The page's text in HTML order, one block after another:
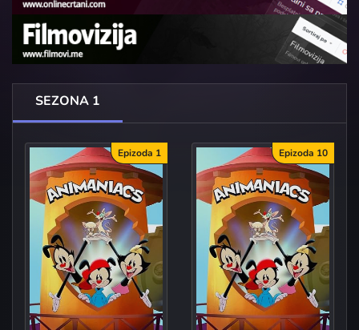
SEZONA 1
Epizoda 1
Jurassic Lark/Suspe...
Epizoda 10
Anima-Nyet/Babysitt...